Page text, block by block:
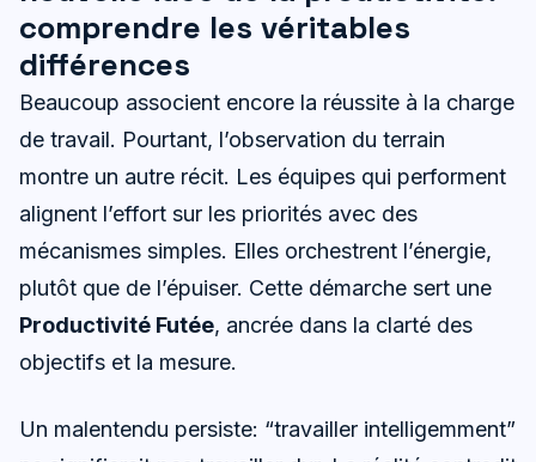
comprendre les véritables
différences
Beaucoup associent encore la réussite à la charge
de travail. Pourtant, l’observation du terrain
montre un autre récit. Les équipes qui performent
alignent l’effort sur les priorités avec des
mécanismes simples. Elles orchestrent l’énergie,
plutôt que de l’épuiser. Cette démarche sert une
Productivité Futée, ancrée dans la clarté des
objectifs et la mesure.
Un malentendu persiste: “travailler intelligemment”